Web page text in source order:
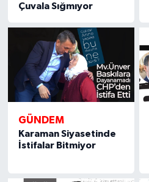
Çuvala Sığmıyor
GÜNDEM
Karaman Siyasetinde
İstifalar Bitmiyor